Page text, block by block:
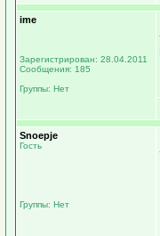
ime
Зарегистрирован: 28.04.2011
Сообщения: 185
Группы: Нет
Snoepje
Гость
Группы: Нет